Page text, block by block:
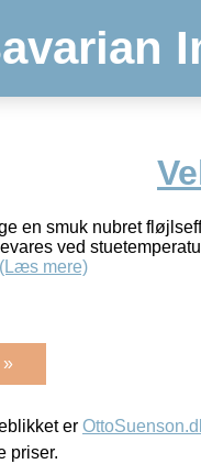
en smuk nubret
ved
(Læs mere)
»
er
priser.